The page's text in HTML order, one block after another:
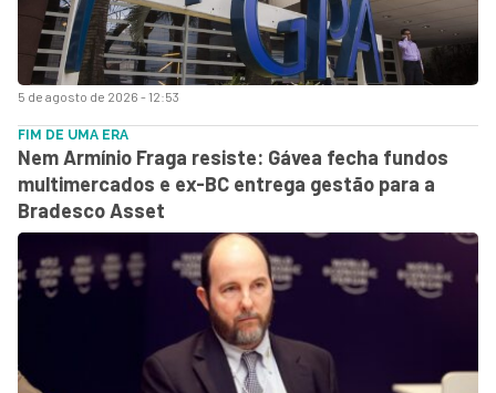
5 de agosto de 2026 - 12:53
FIM DE UMA ERA
Nem Armínio Fraga resiste: Gávea fecha fundos
multimercados e ex-BC entrega gestão para a
Bradesco Asset